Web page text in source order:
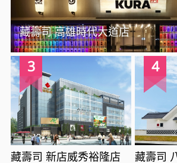
藏壽司 高雄時代大道店
3
藏壽司 新店威秀裕隆店
4
藏壽司